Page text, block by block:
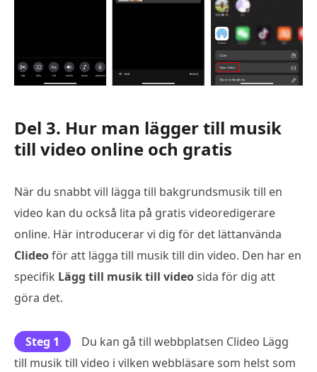
Del 3. Hur man lägger till musik
till video online och gratis
När du snabbt vill lägga till bakgrundsmusik till en
video kan du också lita på gratis videoredigerare
online. Här introducerar vi dig för det lättanvända
Clideoför att lägga till musik till din video. Den har en
specifik Lägg till musik till videosida för dig att
göra det.
Steg 1
Du kan gå till webbplatsen Clideo Lägg
till musik till video i vilken webbläsare som helst som